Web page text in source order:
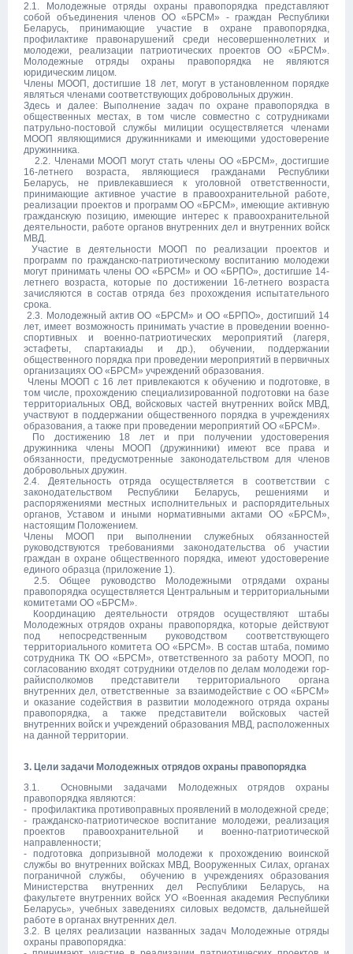
2.1. Молодежные отряды охраны правопорядка представляют
собой объединения членов ОО «БРСМ» - граждан Республики
Беларусь, принимающие участие в охране правопорядка,
профилактике правонарушений среди несовершеннолетних и
молодежи, реализации патриотических проектов ОО «БРСМ».
Молодежные отряды охраны правопорядка не являются
юридическим лицом.
Члены МООП, достигшие 18 лет, могут в установленном порядке
являться членами соответствующих добровольных дружин.
Здесь и далее: Выполнение задач по охране правопорядка в
общественных местах, в том числе совместно с сотрудниками
патрульно-постовой службы милиции осуществляется членами
МООП являющимися дружинниками и имеющими удостоверение
дружинника.
2.2. Членами МООП могут стать члены ОО «БРСМ», достигшие
16-летнего возраста, являющиеся гражданами Республики
Беларусь, не привлекавшиеся к уголовной ответственности,
принимающие активное участие в правоохранительной работе,
реализации проектов и программ ОО «БРСМ», имеющие активную
гражданскую позицию, имеющие интерес к правоохранительной
деятельности, работе органов внутренних дел и внутренних войск
МВД.
Участие в деятельности МООП по реализации проектов и
программ по гражданско-патриотическому воспитанию молодежи
могут принимать члены ОО «БРСМ» и ОО «БРПО», достигшие 14-
летнего возраста, которые по достижении 16-летнего возраста
зачисляются в состав отряда без прохождения испытательного
срока.
2.3. Молодежный актив ОО «БРСМ» и ОО «БРПО», достигший 14
лет, имеет возможность принимать участие в проведении военно-
спортивных и военно-патриотических мероприятий (лагеря,
эстафеты, спартакиады и др.), обучении, поддержании
общественного порядка при проведении мероприятий в первичных
организациях ОО «БРСМ» учреждений образования.
Члены МООП с 16 лет привлекаются к обучению и подготовке, в
том числе, прохождению специализированной подготовки на базе
территориальных ОВД, войсковых частей внутренних войск МВД,
участвуют в поддержании общественного порядка в учреждениях
образования, а также при проведении мероприятий ОО «БРСМ».
По достижению 18 лет и при получении удостоверения
дружинника члены МООП (дружинники) имеют все права и
обязанности, предусмотренные законодательством для членов
добровольных дружин.
2.4. Деятельность отряда осуществляется в соответствии с
законодательством Республики Беларусь, решениями и
распоряжениями местных исполнительных и распорядительных
органов, Уставом и иными нормативными актами ОО «БРСМ»,
настоящим Положением.
Члены МООП при выполнении служебных обязанностей
руководствуются требованиями законодательства об участии
граждан в охране общественного порядка, имеют удостоверение
единого образца (приложение 1).
2.5. Общее руководство Молодежными отрядами охраны
правопорядка осуществляется Центральным и территориальными
комитетами ОО «БРСМ».
Координацию деятельности отрядов осуществляют штабы
Молодежных отрядов охраны правопорядка, которые действуют
под непосредственным руководством соответствующего
территориального комитета ОО «БРСМ». В состав штаба, помимо
сотрудника ТК ОО «БРСМ», ответственного за работу МООП, по
согласованию входят сотрудники отделов по делам молодежи гор-
райисполкомов представители территориального органа
внутренних дел, ответственные за взаимодействие с ОО «БРСМ»
и оказание содействия в развитии молодежного отряда охраны
правопорядка, а также представители войсковых частей
внутренних войск и учреждений образования МВД, расположенных
на данной территории.
3. Цели задачи Молодежных отрядов охраны правопорядка
3.1. Основными задачами Молодежных отрядов охраны
правопорядка являются:
- профилактика противоправных проявлений в молодежной среде;
- гражданско-патриотическое воспитание молодежи, реализация
проектов правоохранительной и военно-патриотической
направленности;
- подготовка допризывной молодежи к прохождению воинской
службы во внутренних войсках МВД, Вооруженных Силах, органах
пограничной службы, обучению в учреждениях образования
Министерства внутренних дел Республики Беларусь, на
факультете внутренних войск УО «Военная академия Республики
Беларусь», учебных заведениях силовых ведомств, дальнейшей
работе в органах внутренних дел.
3.2. В целях реализации названных задач Молодежные отряды
охраны правопорядка: